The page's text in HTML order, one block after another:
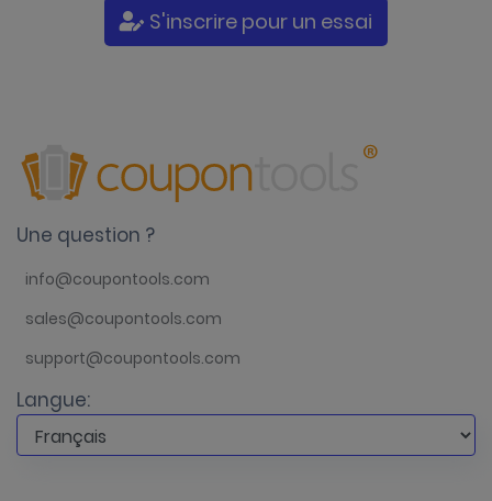
S'inscrire pour un essai
Une question ?
info@coupontools.com
sales@coupontools.com
support@coupontools.com
Langue: